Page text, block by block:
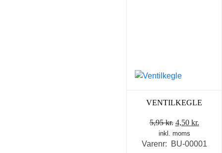
VENTILKEGLE
5,95kr. Den
oprindelige
pris
4,50 kr.
pris
inkl. moms
Varenr: BU-00001